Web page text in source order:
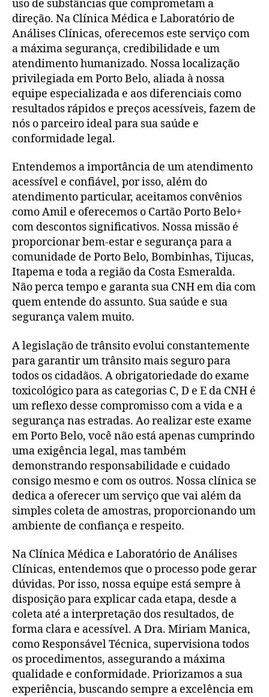
uso de substâncias que comprometam a
direção. Na Clínica Médica e Laboratório de
Análises Clínicas, oferecemos este serviço com
a máxima segurança, credibilidade e um
atendimento humanizado. Nossa localização
privilegiada em Porto Belo, aliada à nossa
equipe especializada e aos diferenciais como
resultados rápidos e preços acessíveis, fazem de
nós o parceiro ideal para sua saúde e
conformidade legal.
Entendemos a importância de um atendimento
acessível e confiável, por isso, além do
atendimento particular, aceitamos convênios
como Amil e oferecemos o Cartão Porto Belo+
com descontos significativos. Nossa missão é
proporcionar bem-estar e segurança para a
comunidade de Porto Belo, Bombinhas, Tijucas,
Itapema e toda a região da Costa Esmeralda.
Não perca tempo e garanta sua CNH em dia com
quem entende do assunto. Sua saúde e sua
segurança valem muito.
A legislação de trânsito evolui constantemente
para garantir um trânsito mais seguro para
todos os cidadãos. A obrigatoriedade do exame
toxicológico para as categorias C, D e E da CNH é
um reflexo desse compromisso com a vida e a
segurança nas estradas. Ao realizar este exame
em Porto Belo, você não está apenas cumprindo
uma exigência legal, mas também
demonstrando responsabilidade e cuidado
consigo mesmo e com os outros. Nossa clínica se
dedica a oferecer um serviço que vai além da
simples coleta de amostras, proporcionando um
ambiente de confiança e respeito.
Na Clínica Médica e Laboratório de Análises
Clínicas, entendemos que o processo pode gerar
dúvidas. Por isso, nossa equipe está sempre à
disposição para explicar cada etapa, desde a
coleta até a interpretação dos resultados, de
forma clara e acessível. A Dra. Miriam Manica,
como Responsável Técnica, supervisiona todos
os procedimentos, assegurando a máxima
qualidade e conformidade. Priorizamos a sua
experiência, buscando sempre a excelência em